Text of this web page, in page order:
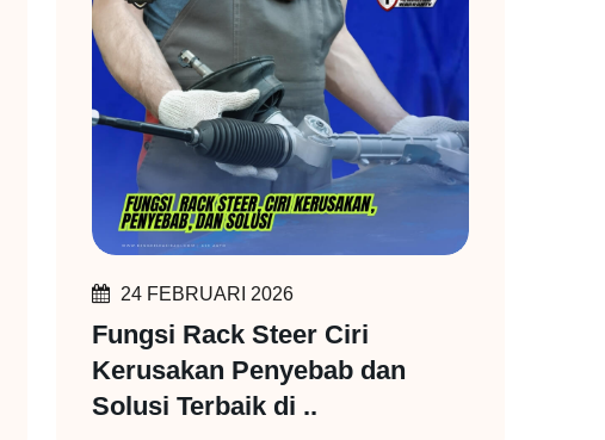
24 FEBRUARI 2026
Fungsi Rack Steer Ciri
Kerusakan Penyebab dan
Solusi Terbaik di ..